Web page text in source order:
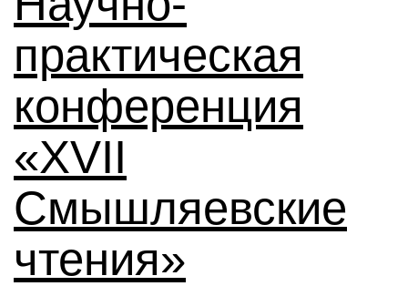
практическая
конференция
«XVII
Смышляевские
чтения»